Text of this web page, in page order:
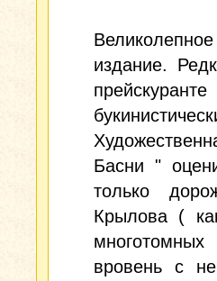
издание.
Басни "
только
Крылова (
вровень с